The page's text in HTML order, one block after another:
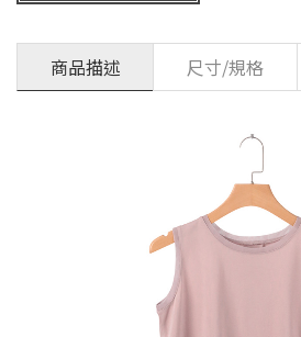
商品描述 尺寸/規格